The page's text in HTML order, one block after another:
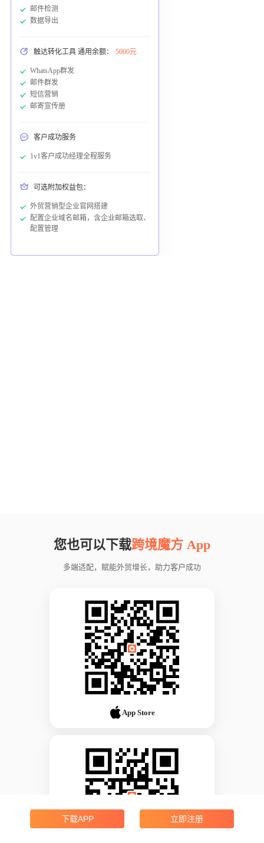
邮件检测
数据导出
触达转化工具 通用余额： 5000元
WhatsApp群发
邮件群发
短信营销
邮寄宣传册
客户成功服务
1v1客户成功经理全程服务
可选附加权益包：
外贸营销型企业官网搭建
配置企业域名邮箱，含企业邮箱选取、
配置管理
您也可以下载跨境魔方 App
多端适配，赋能外贸增长，助力客户成功
App Store
下载APP 立即注册